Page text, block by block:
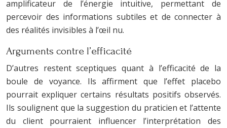
amplificateur de l’énergie intuitive, permettant de
percevoir des informations subtiles et de connecter à
des réalités invisibles à l’œil nu.
Arguments contre l’efficacité
D’autres restent sceptiques quant à l’efficacité de la
boule de voyance. Ils affirment que l’effet placebo
pourrait expliquer certains résultats positifs observés.
Ils soulignent que la suggestion du praticien et l’attente
du client pourraient influencer l’interprétation des